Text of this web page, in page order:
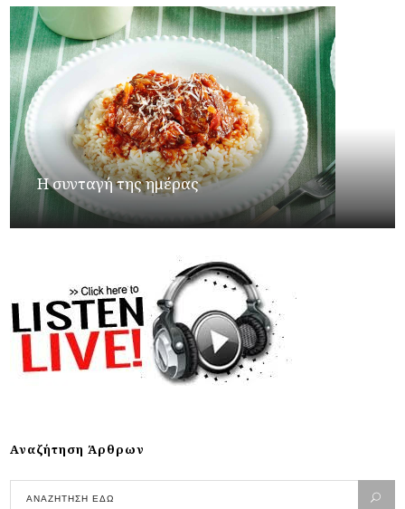
Η συνταγή της ημέρας
Αναζήτηση Άρθρων